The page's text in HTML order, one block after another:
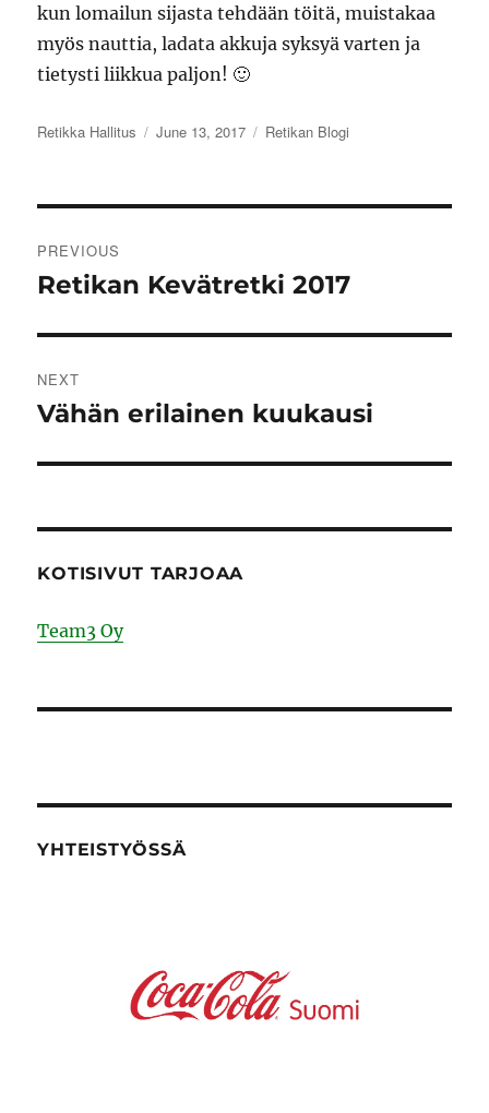
kun lomailun sijasta tehdään töitä, muistakaa
myös nauttia, ladata akkuja syksyä varten ja
tietysti liikkua paljon! 🙂
Author
Retikka Hallitus
Posted
June 13, 2017 Categories
Retikan Blogi
navigation
PREVIOUS
Previous
Retikan Kevätretki 2017
NEXT
Next
Vähän erilainen kuukausi
KOTISIVUT TARJOAA
Team3 Oy
YHTEISTYÖSSÄ